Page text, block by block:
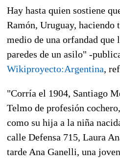
Hay hasta quien sostiene
Ramón, Uruguay, haciendo
medio de una orfandad que
paredes de un asilo" -
Wikiproyecto:Argentina,
"Corría el 1904, Santiago
Telmo de profesión
como su hija a la niña
calle Defensa 715, Laura
tarde Ana Ganelli, una